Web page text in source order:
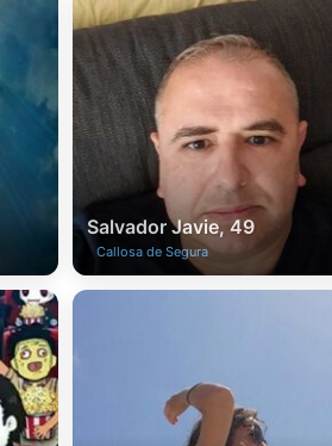
Salvador Javie, 49
Callosa de Segura